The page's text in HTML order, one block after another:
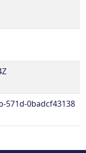
571d-0badcf43138